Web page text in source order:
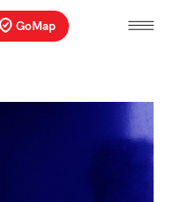
GoMap